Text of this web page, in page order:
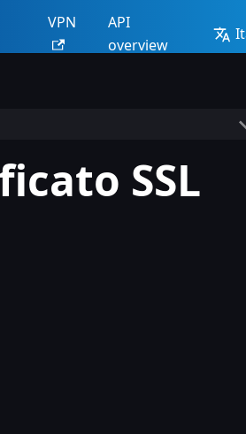
VPN
API
overview
SSL